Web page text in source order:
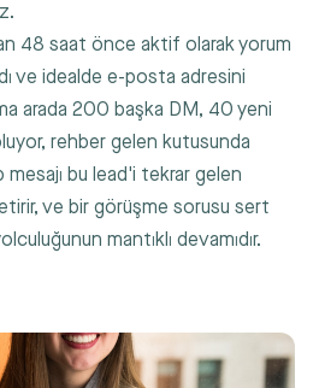
48 saat önce aktif olarak yorum
ve idealde e-posta adresini
arada 200 başka DM, 40 yeni
rehber gelen kutusunda
bu lead'i tekrar gelen
ve bir görüşme sorusu sert
mantıklı devamıdır.